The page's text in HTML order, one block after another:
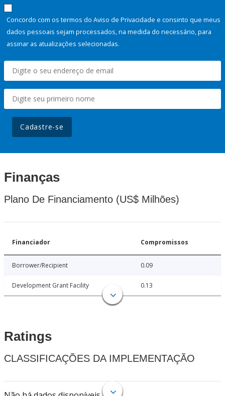
Concordo com os termos do Aviso de Privacidade e consinto que meus
dados pessoais sejam processados, na medida do necessário, para
assinar as atualizações selecionadas.
Cadastre-se
Finanças
Plano De Financiamento (US$ Milhões)
Financiador Compromissos
Borrower/Recipient 0.09
Development Grant Facility 0.13
Ratings
CLASSIFICAÇÕES DA IMPLEMENTAÇÃO